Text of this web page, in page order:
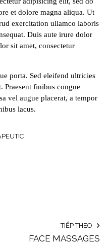
et dolore magna aliqua. Ut
exercitation ullamco laboris
Duis aute irure dolor
sit amet, consectetur
porta. Sed eleifend ultricies
Praesent finibus congue
vel augue placerat, a tempor
lacus.
TIẾP THEO
FACE MASSAGES